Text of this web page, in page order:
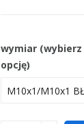
wymiar (wybierz
opcję)